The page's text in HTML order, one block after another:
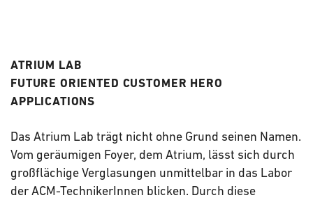
ATRIUM LAB
FUTURE ORIENTED CUSTOMER HERO
APPLICATIONS
Das Atrium Lab trägt nicht ohne Grund seinen Namen.
Vom geräumigen Foyer, dem Atrium, lässt sich durch
großflächige Verglasungen unmittelbar in das Labor
der ACM-TechnikerInnen blicken. Durch diese